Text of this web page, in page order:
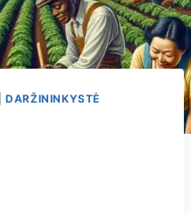
|DARŽININKYSTĖ